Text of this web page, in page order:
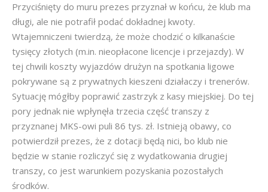
Przyciśnięty do muru prezes przyznał w końcu, że klub ma
długi, ale nie potrafił podać dokładnej kwoty.
Wtajemniczeni twierdzą, że może chodzić o kilkanaście
tysięcy złotych (m.in. nieopłacone licencje i przejazdy). W
tej chwili koszty wyjazdów drużyn na spotkania ligowe
pokrywane są z prywatnych kieszeni działaczy i trenerów.
Sytuację mógłby poprawić zastrzyk z kasy miejskiej. Do tej
pory jednak nie wpłynęła trzecia część transzy z
przyznanej MKS-owi puli 86 tys. zł. Istnieją obawy, co
potwierdził prezes, że z dotacji będą nici, bo klub nie
będzie w stanie rozliczyć się z wydatkowania drugiej
transzy, co jest warunkiem pozyskania pozostałych
środków.